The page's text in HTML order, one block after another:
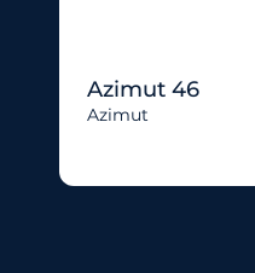
Azimut 46
Azimut